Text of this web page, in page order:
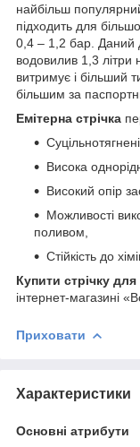
найбільш
підходить для
0,4 – 1,2 бар. Даний
водовилив 1,3 літри
витримує і більший
більшим за
Емітерна стрічка
Висока
Високий опір
Можливості
поливом,
Стійкість до
Купити стрічку
інтернет-магазині
Приховати
Характеристики
Основні атрибути